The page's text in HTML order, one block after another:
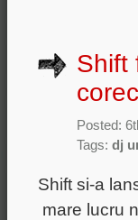
Shift
Posted:
Tags: dj
Shift si-a
mare lucru